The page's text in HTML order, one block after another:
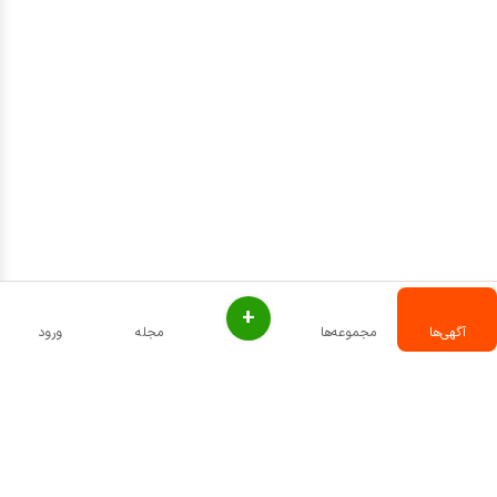
ورود مجله + مجموعه‌ها آگهی‌ها